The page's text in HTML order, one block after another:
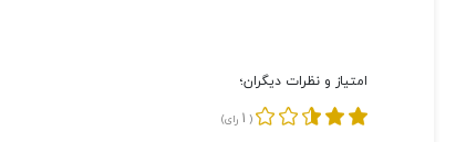
امتیاز و نظرات دیگران؛
(
1 رای)